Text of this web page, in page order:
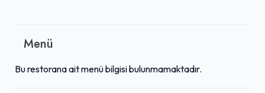
alanında da faaliyet gösteren bu yer, makul fiyat
tutmaktadır. Kaliteli hizmet anlayışı ve sıcak ortamıyla,
Menü
Bu restorana ait menü bilgisi bulunmamaktadır.